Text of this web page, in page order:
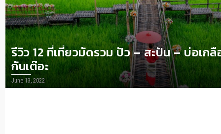
รีวิว 12 ที่เที่ยวมัดรวม ปัว – สะปัน – บ่อเก
กันเต๊อะ
June 13, 2022